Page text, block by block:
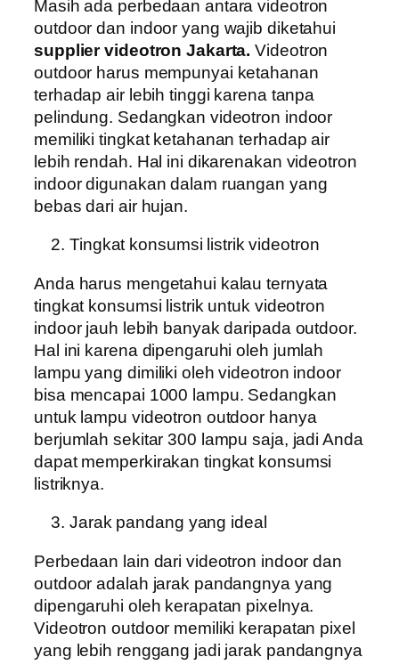
Masih ada perbedaan antara videotron
outdoor dan indoor yang wajib diketahui
supplier videotron Jakarta.Videotron
outdoor harus mempunyai ketahanan
terhadap air lebih tinggi karena tanpa
pelindung. Sedangkan videotron indoor
memiliki tingkat ketahanan terhadap air
lebih rendah. Hal ini dikarenakan videotron
indoor digunakan dalam ruangan yang
bebas dari air hujan.
Tingkat konsumsi listrik videotron
Anda harus mengetahui kalau ternyata
tingkat konsumsi listrik untuk videotron
indoor jauh lebih banyak daripada outdoor.
Hal ini karena dipengaruhi oleh jumlah
lampu yang dimiliki oleh videotron indoor
bisa mencapai 1000 lampu. Sedangkan
untuk lampu videotron outdoor hanya
berjumlah sekitar 300 lampu saja, jadi Anda
dapat memperkirakan tingkat konsumsi
listriknya.
Jarak pandang yang ideal
Perbedaan lain dari videotron indoor dan
outdoor adalah jarak pandangnya yang
dipengaruhi oleh kerapatan pixelnya.
Videotron outdoor memiliki kerapatan pixel
yang lebih renggang jadi jarak pandangnya